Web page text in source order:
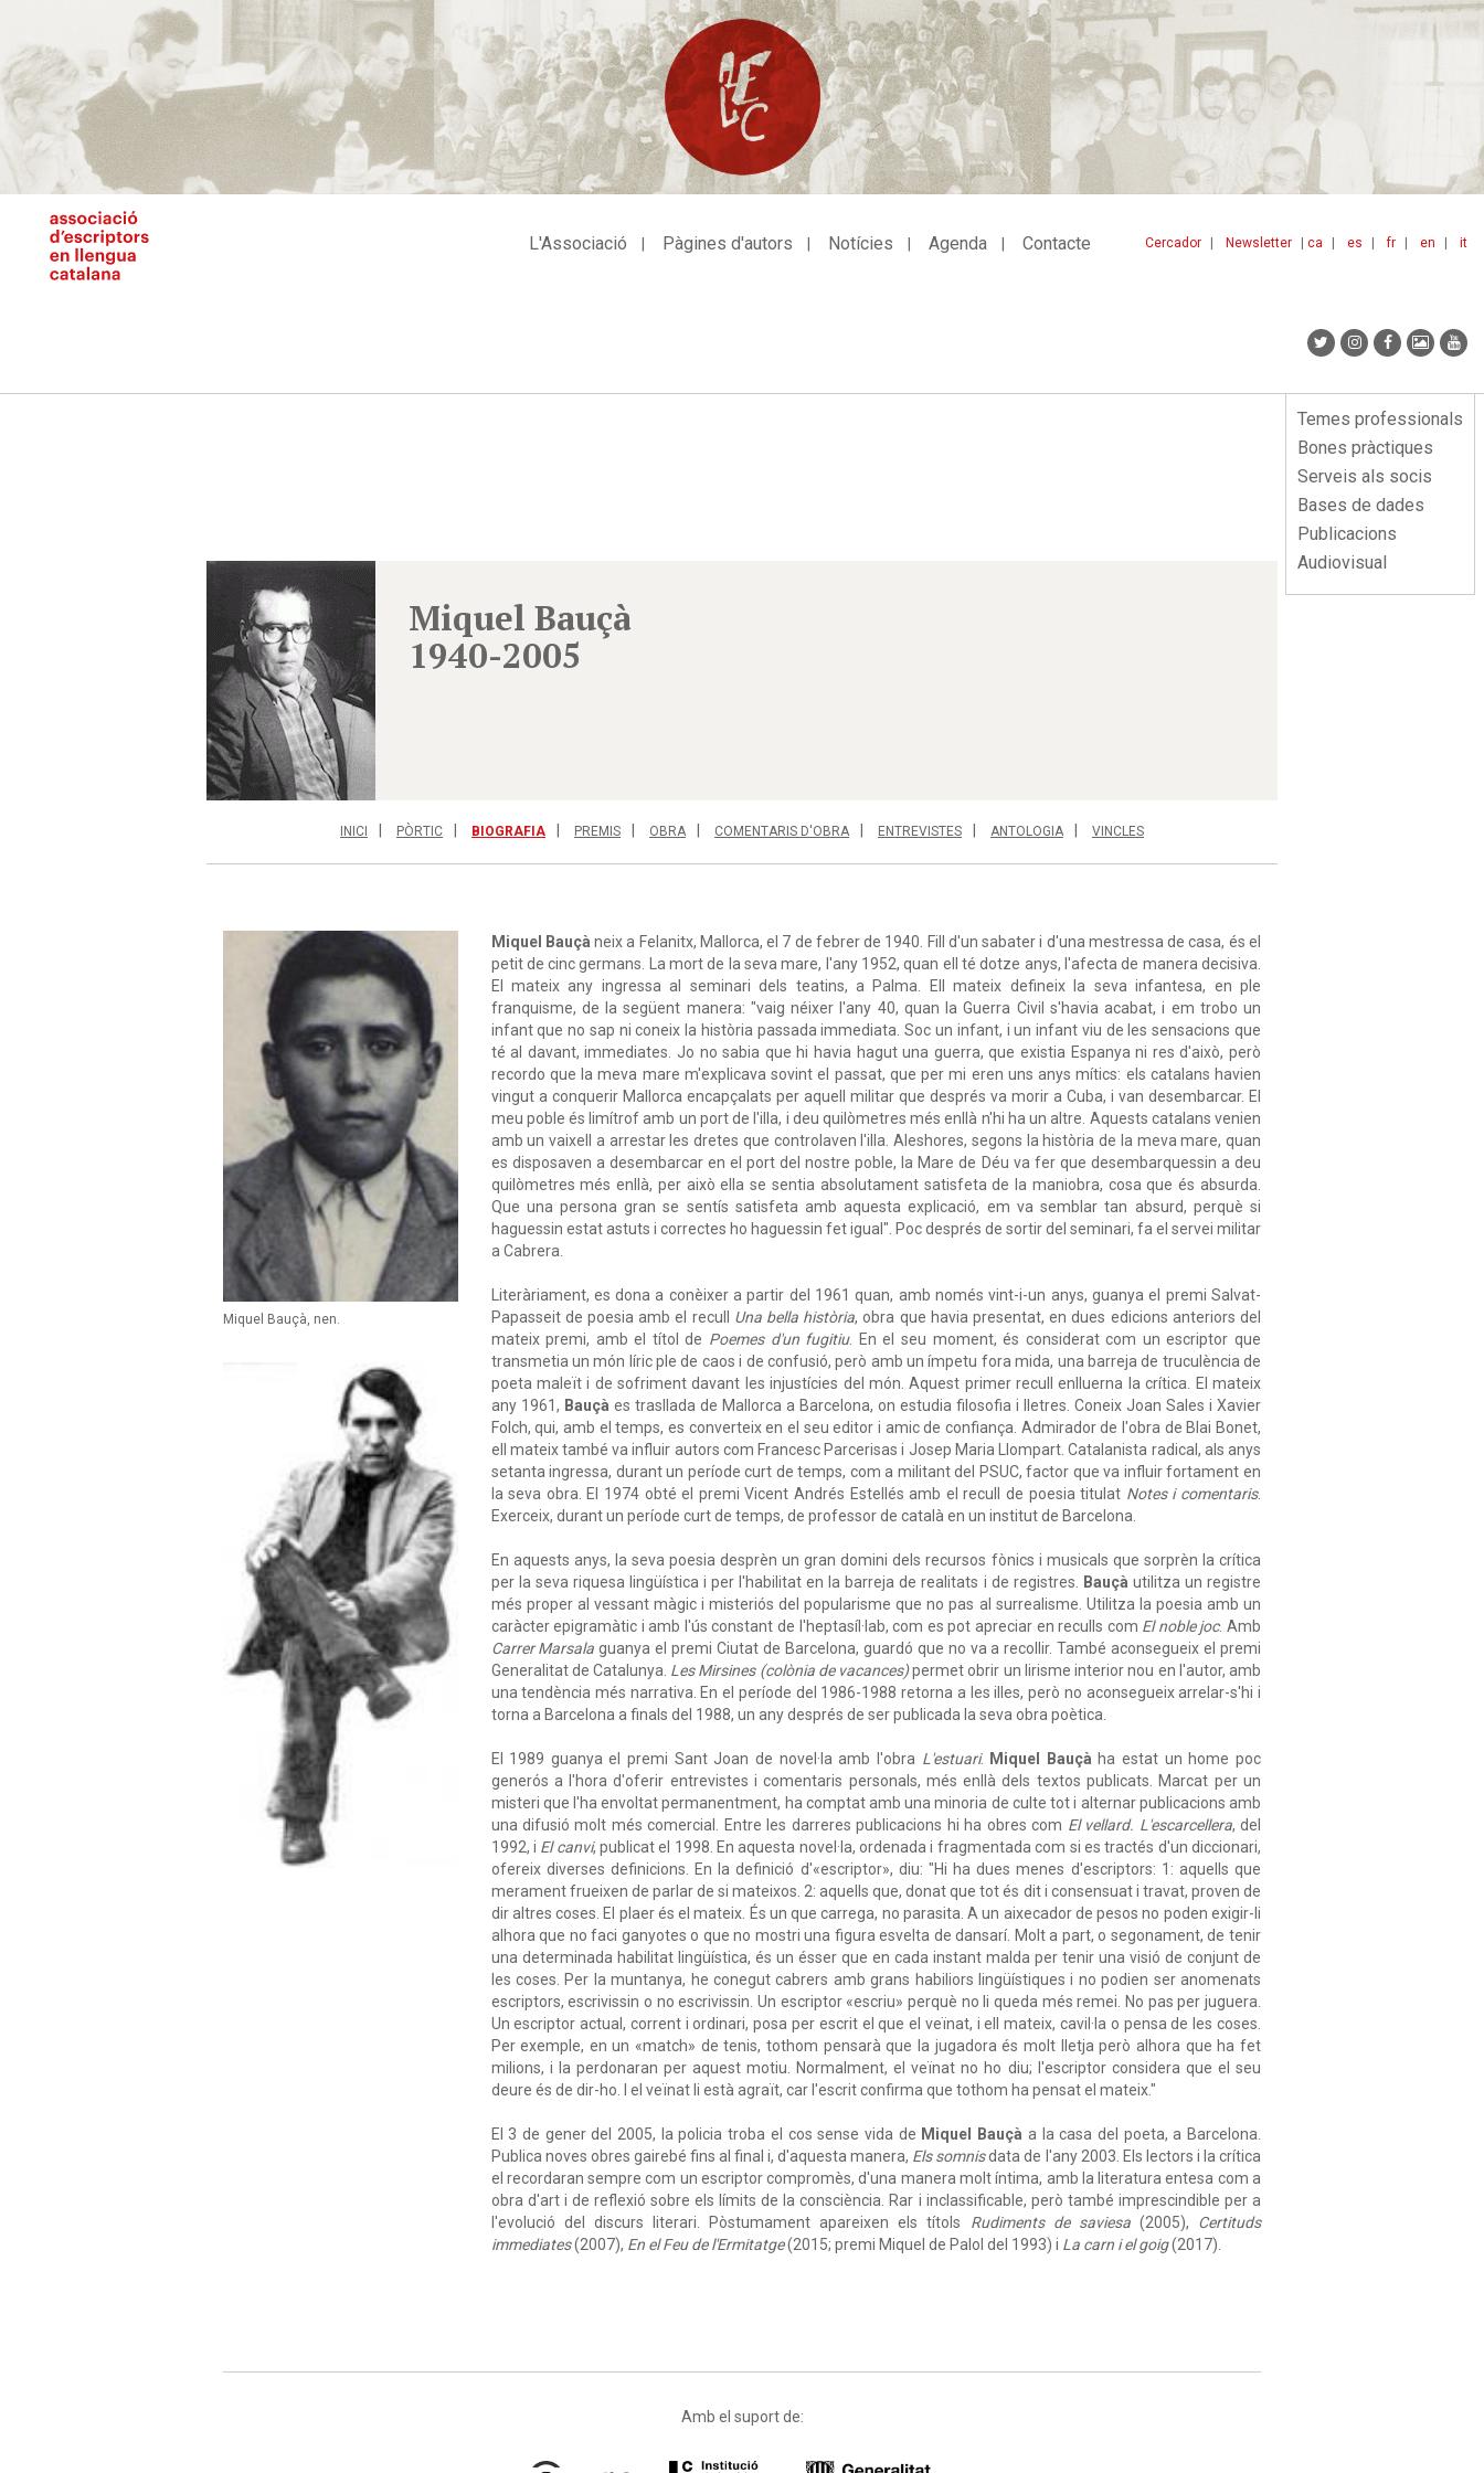
contingut
ca es fr en it
Cercador Newsletter
L'Associació Pàgines d'autors Notícies Agenda Contacte
Menu
lateral
Temes professionals
Bones pràctiques
Serveis als socis
Bases de dades
Publicacions
Audiovisual
Miquel Bauçà
1940-2005
INICI PÒRTIC BIOGRAFIA PREMIS OBRA COMENTARIS D'OBRA ENTREVISTES ANTOLOGIA VINCLES
Miquel Bauçà, nen.
Miquel Bauçà neix a Felanitx, Mallorca, el 7 de febrer de 1940. Fill d'un sabater i d'una mestressa de casa, és el
petit de cinc germans. La mort de la seva mare, l'any 1952, quan ell té dotze anys, l'afecta de manera decisiva.
El mateix any ingressa al seminari dels teatins, a Palma. Ell mateix defineix la seva infantesa, en ple
franquisme, de la següent manera: "vaig néixer l'any 40, quan la Guerra Civil s'havia acabat, i em trobo un
infant que no sap ni coneix la història passada immediata. Soc un infant, i un infant viu de les sensacions que
té al davant, immediates. Jo no sabia que hi havia hagut una guerra, que existia Espanya ni res d'això, però
recordo que la meva mare m'explicava sovint el passat, que per mi eren uns anys mítics: els catalans havien
vingut a conquerir Mallorca encapçalats per aquell militar que després va morir a Cuba, i van desembarcar. El
meu poble és limítrof amb un port de l'illa, i deu quilòmetres més enllà n'hi ha un altre. Aquests catalans venien
amb un vaixell a arrestar les dretes que controlaven l'illa. Aleshores, segons la història de la meva mare, quan
es disposaven a desembarcar en el port del nostre poble, la Mare de Déu va fer que desembarquessin a deu
quilòmetres més enllà, per això ella se sentia absolutament satisfeta de la maniobra, cosa que és absurda.
Que una persona gran se sentís satisfeta amb aquesta explicació, em va semblar tan absurd, perquè si
haguessin estat astuts i correctes ho haguessin fet igual". Poc després de sortir del seminari, fa el servei militar
a Cabrera.
Literàriament, es dona a conèixer a partir del 1961 quan, amb només vint-i-un anys, guanya el premi Salvat-
Papasseit de poesia amb el recull Una bella història, obra que havia presentat, en dues edicions anteriors del
mateix premi, amb el títol de Poemes d'un fugitiu. En el seu moment, és considerat com un escriptor que
transmetia un món líric ple de caos i de confusió, però amb un ímpetu fora mida, una barreja de truculència de
poeta maleït i de sofriment davant les injustícies del món. Aquest primer recull enlluerna la crítica. El mateix
any 1961, Bauçà es trasllada de Mallorca a Barcelona, on estudia filosofia i lletres. Coneix Joan Sales i Xavier
Folch, qui, amb el temps, es converteix en el seu editor i amic de confiança. Admirador de l'obra de Blai Bonet,
ell mateix també va influir autors com Francesc Parcerisas i Josep Maria Llompart. Catalanista radical, als anys
setanta ingressa, durant un període curt de temps, com a militant del PSUC, factor que va influir fortament en
la seva obra. El 1974 obté el premi Vicent Andrés Estellés amb el recull de poesia titulat Notes i comentaris.
Exerceix, durant un període curt de temps, de professor de català en un institut de Barcelona.
En aquests anys, la seva poesia desprèn un gran domini dels recursos fònics i musicals que sorprèn la crítica
per la seva riquesa lingüística i per l'habilitat en la barreja de realitats i de registres.
Bauçà utilitza un registre
més proper al vessant màgic i misteriós del popularisme que no pas al surrealisme. Utilitza la poesia amb un
caràcter epigramàtic i amb l'ús constant de l'heptasíl·lab, com es pot apreciar en reculls com El noble joc. Amb
Carrer Marsala guanya el premi Ciutat de Barcelona, guardó que no va a recollir. També aconsegueix el premi
Generalitat de Catalunya. Les Mirsines (colònia de vacances)permet obrir un lirisme interior nou en l'autor, amb
una tendència més narrativa. En el període del 1986-1988 retorna a les illes, però no aconsegueix arrelar-s'hi i
torna a Barcelona a finals del 1988, un any després de ser publicada la seva obra poètica.
El 1989 guanya el premi Sant Joan de novel·la amb l'obra L'estuari. Miquel Bauçà ha estat un home poc
generós a l'hora d'oferir entrevistes i comentaris personals, més enllà dels textos publicats. Marcat per un
misteri que l'ha envoltat permanentment, ha comptat amb una minoria de culte tot i alternar publicacions amb
una difusió molt més comercial. Entre les darreres publicacions hi ha obres com El vellard. L'escarcellera, del
1992, i El canvi, publicat el 1998. En aquesta novel·la, ordenada i fragmentada com si es tractés d'un diccionari,
ofereix diverses definicions. En la definició d'«escriptor», diu: "Hi ha dues menes d'escriptors: 1: aquells que
merament frueixen de parlar de si mateixos. 2: aquells que, donat que tot és dit i consensuat i travat, proven de
dir altres coses. El plaer és el mateix. És un que carrega, no parasita. A un aixecador de pesos no poden exigir-li
alhora que no faci ganyotes o que no mostri una figura esvelta de dansarí. Molt a part, o segonament, de tenir
una determinada habilitat lingüística, és un ésser que en cada instant malda per tenir una visió de conjunt de
les coses. Per la muntanya, he conegut cabrers amb grans habiliors lingüístiques i no podien ser anomenats
escriptors, escrivissin o no escrivissin. Un escriptor «escriu» perquè no li queda més remei. No pas per juguera.
Un escriptor actual, corrent i ordinari, posa per escrit el que el veïnat, i ell mateix, cavil·la o pensa de les coses.
Per exemple, en un «match» de tenis, tothom pensarà que la jugadora és molt lletja però alhora que ha fet
milions, i la perdonaran per aquest motiu. Normalment, el veïnat no ho diu; l'escriptor considera que el seu
deure és de dir-ho. I el veïnat li està agraït, car l'escrit confirma que tothom ha pensat el mateix."
El 3 de gener del 2005, la policia troba el cos sense vida de Miquel Bauçà a la casa del poeta, a Barcelona.
Publica noves obres gairebé fins al final i, d'aquesta manera, Els somnisdata de l'any 2003. Els lectors i la crítica
el recordaran sempre com un escriptor compromès, d'una manera molt íntima, amb la literatura entesa com a
obra d'art i de reflexió sobre els límits de la consciència. Rar i inclassificable, però també imprescindible per a
l'evolució del discurs literari. Pòstumament apareixen els títols Rudiments de saviesa(2005), Certituds
immediates(2007), En el Feu de l'Ermitatge(2015; premi Miquel de Palol del 1993) i La carn i el goig(2017).
Amb el suport de: